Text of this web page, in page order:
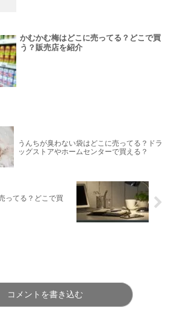
かむかむ梅はどこに売ってる？どこで買
う？販売店を紹介
うんちが臭わない袋はどこに売ってる？ドラ
ッグストアやホームセンターで買える？
ってる？どこで買
コメントを書き込む